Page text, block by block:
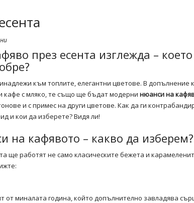
през есента изглежда –
към топлите, елегантни цветове. В допълнение
кафе с мляко, те също ще бъдат модерни нюанси на
и с примес на други цветове. Как да ги
и кои да изберете? Видя ли!
на кафявото – какво да изберем?
ще работят не само класическите бежета и
миналата година, който допълнително завладява